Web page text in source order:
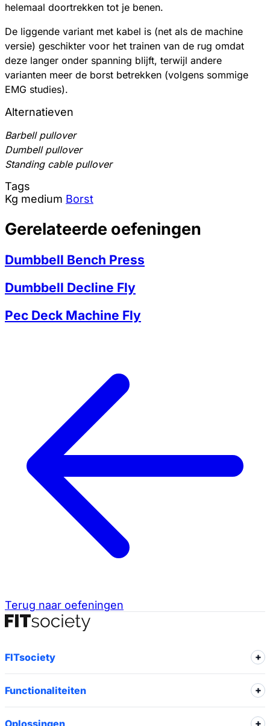
helemaal doortrekken tot je benen.
De liggende variant met kabel is (net als de machine
versie) geschikter voor het trainen van de rug omdat
deze langer onder spanning blijft, terwijl andere
varianten meer de borst betrekken (volgens sommige
EMG studies).
Alternatieven
Barbell pullover
Dumbell pullover
Standing cable pullover
Tags
Kg medium Borst
Gerelateerde oefeningen
Dumbbell Bench Press
Dumbbell Decline Fly
Pec Deck Machine Fly
Terug naar oefeningen
FITsociety
Functionaliteiten